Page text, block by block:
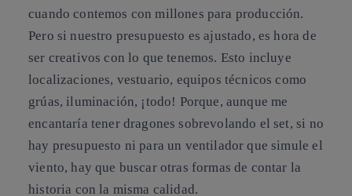
cuando contemos con millones para producción.
Pero si nuestro presupuesto es ajustado, es hora de
ser creativos con lo que tenemos. Esto incluye
localizaciones, vestuario, equipos técnicos como
grúas, iluminación, ¡todo! Porque, aunque me
encantaría tener dragones sobrevolando el set, si no
hay presupuesto ni para un ventilador que simule el
viento, hay que buscar otras formas de contar la
historia con la misma calidad.